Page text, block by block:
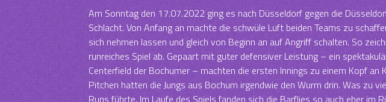
Am Sonntag den 17.07.2022 ging es nach Düsseldorf gegen die
Schlacht. Von Anfang an machte die schwüle Luft beiden Teams zu
sich nehmen lassen und gleich von Beginn an auf Angriff schalten. So
runreiches Spiel ab. Gepaart mit guter defensiver Leistung – ein
Centerfield der Bochumer – machten die ersten Innings zu einem Kopf an
Pitchen hatten die Jungs aus Bochum irgendwie den Wurm drin. Was zu
Runs führte. Im Laufe des Spiels fanden sich die Barflies so auch eher im